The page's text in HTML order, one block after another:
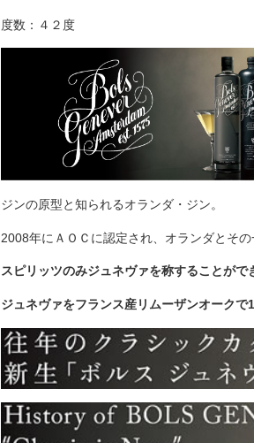
度数：４２度
ジンの原型と知られるオランダ・ジン。
2008年にＡＯＣに認定され、オランダとそ
スピリッツのみジュネヴァを称することがで
ジュネヴァをフランス産リムーザンオークで